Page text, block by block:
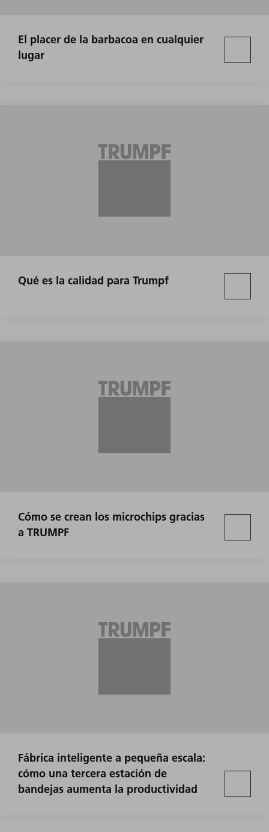
El placer de la barbacoa en cualquier
lugar
Qué es la calidad para Trumpf
Cómo se crean los microchips gracias
a TRUMPF
Fábrica inteligente a pequeña escala:
cómo una tercera estación de
bandejas aumenta la productividad